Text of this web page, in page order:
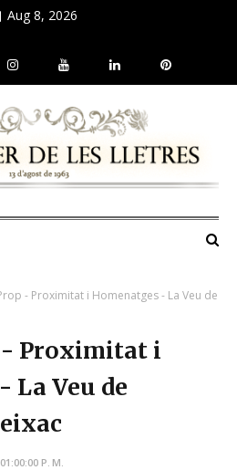
Aug 8, 2026
- Proximitat i Homenatges - La Veu de
- Proximitat i
La Veu de
P. M.